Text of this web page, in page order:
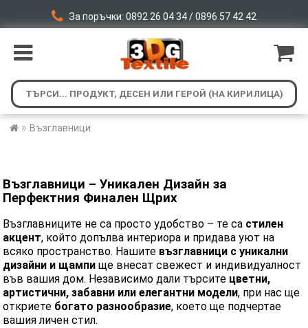
За поръчки: 0892 26 04 34 / 0896 57 42 42
» Възглавници
Възглавници – Уникален Дизайн за
Перфектния Финален Щрих
Възглавниците не са просто удобство – те са стилен
акцент, който допълва интериора и придава уют на
всяко пространство. Нашите възглавници с уникални
дизайни и щампи ще внесат свежест и индивидуалност
във вашия дом. Независимо дали търсите цветни,
артистични, забавни или елегантни модели, при нас ще
откриете богато разнообразие, което ще подчертае
вашия личен стил.